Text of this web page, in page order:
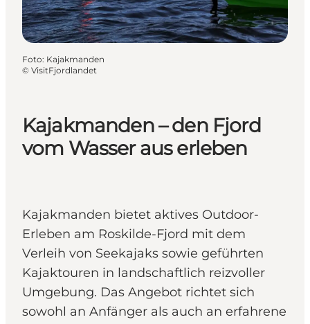
Kajakmanden – den Fjord
vom Wasser aus erleben
Kajakmanden bietet aktives Outdoor-
Erleben am Roskilde-Fjord mit dem
Verleih von Seekajaks sowie geführten
Kajaktouren in landschaftlich reizvoller
Umgebung. Das Angebot richtet sich
sowohl an Anfänger als auch an erfahrene
Foto: Kajakmanden
© VisitFjordlandet